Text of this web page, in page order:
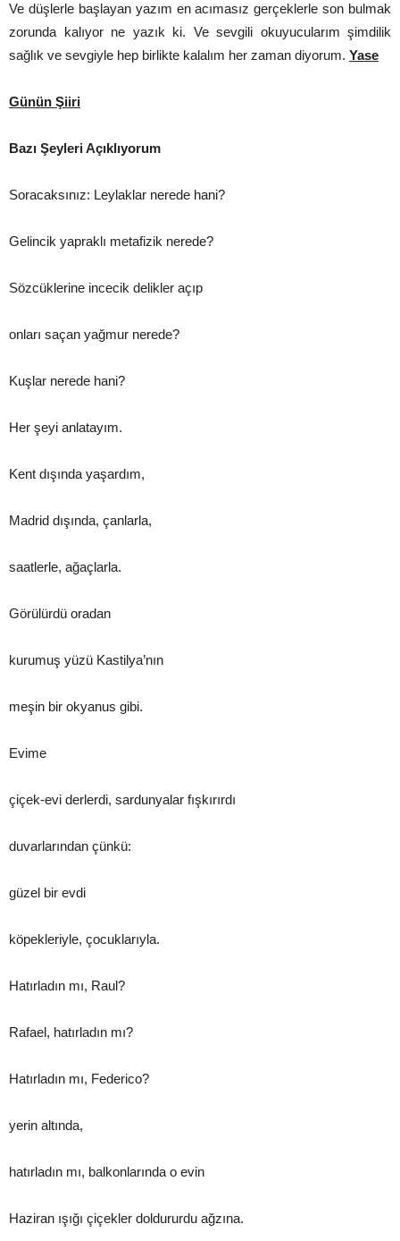
Ve düşlerle başlayan yazım en acımasız gerçeklerle son bulmak
zorunda kalıyor ne yazık ki. Ve sevgili okuyucularım şimdilik
sağlık ve sevgiyle hep birlikte kalalım her zaman diyorum. Yase
Günün Şiiri
Bazı Şeyleri Açıklıyorum
Soracaksınız: Leylaklar nerede hani?
Gelincik yapraklı metafizik nerede?
Sözcüklerine incecik delikler açıp
onları saçan yağmur nerede?
Kuşlar nerede hani?
Her şeyi anlatayım.
Kent dışında yaşardım,
Madrid dışında, çanlarla,
saatlerle, ağaçlarla.
Görülürdü oradan
kurumuş yüzü Kastilya’nın
meşin bir okyanus gibi.
Evime
çiçek-evi derlerdi, sardunyalar fışkırırdı
duvarlarından çünkü:
güzel bir evdi
köpekleriyle, çocuklarıyla.
Hatırladın mı, Raul?
Rafael, hatırladın mı?
Hatırladın mı, Federico?
yerin altında,
hatırladın mı, balkonlarında o evin
Haziran ışığı çiçekler doldururdu ağzına.